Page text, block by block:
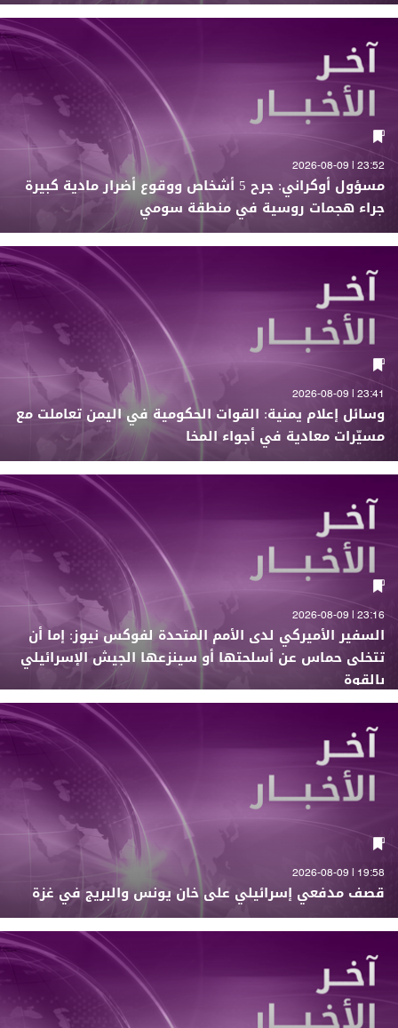
23:52 | 2026-08-09
مسؤول أوكراني: جرح 5 أشخاص ووقوع أضرار مادية كبيرة
جراء هجمات روسية في منطقة سومي
23:41 | 2026-08-09
وسائل إعلام يمنية: القوات الحكومية في اليمن تعاملت مع
مسيّرات معادية في أجواء المخا
23:16 | 2026-08-09
السفير الأميركي لدى الأمم المتحدة لفوكس نيوز: إما أن
تتخلى حماس عن أسلحتها أو سينزعها الجيش الإسرائيلي
بالقوة
19:58 | 2026-08-09
قصف مدفعي إسرائيلي على خان يونس والبريج في غزة